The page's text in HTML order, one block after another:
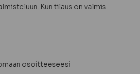
Kun tilaus on valmis
osoitteeseesi